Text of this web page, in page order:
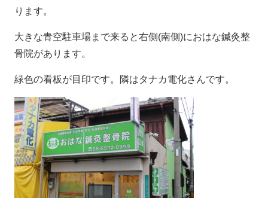
ります。
大きな青空駐車場まで来ると右側(南側)におはな鍼灸整
骨院があります。
緑色の看板が目印です。隣はタナカ電化さんです。